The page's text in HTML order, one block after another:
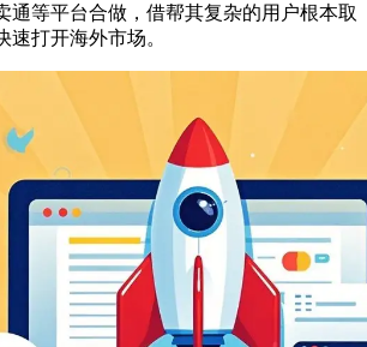
通等平台合做，借帮其复杂的用户根本取
速打开海外市场。